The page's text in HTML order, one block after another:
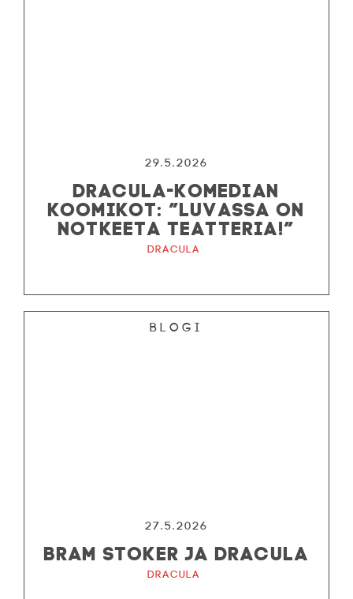
29.5.2026
DRACULA-KOMEDIAN
KOOMIKOT: ”LUVASSA ON
NOTKEETA TEATTERIA!”
Dracula
Blogi
27.5.2026
BRAM STOKER JA DRACULA
Dracula